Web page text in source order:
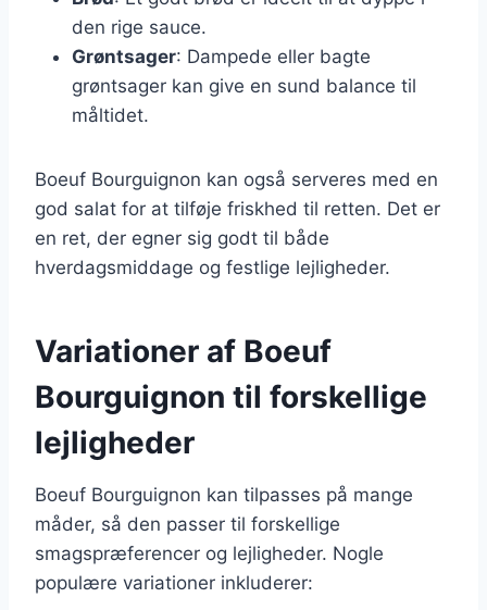
den rige sauce.
Grøntsager: Dampede eller bagte
grøntsager kan give en sund balance til
måltidet.
Boeuf Bourguignon kan også serveres med en
god salat for at tilføje friskhed til retten. Det er
en ret, der egner sig godt til både
hverdagsmiddage og festlige lejligheder.
Variationer af Boeuf
Bourguignon til forskellige
lejligheder
Boeuf Bourguignon kan tilpasses på mange
måder, så den passer til forskellige
smagspræferencer og lejligheder. Nogle
populære variationer inkluderer: